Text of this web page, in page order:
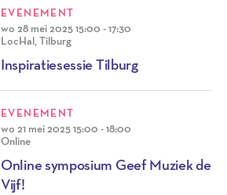
EVENEMENT
wo 28 mei 202515:00 - 17:30
LocHal, Tilburg
Inspiratiesessie Tilburg
EVENEMENT
wo 21 mei 202515:00 - 18:00
Online
Online symposium Geef Muziek de
Vijf!